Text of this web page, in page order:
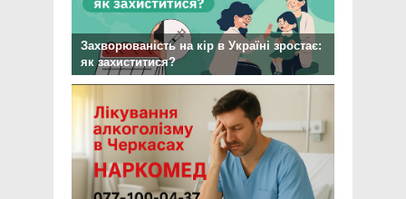
Захворюваність на кір в Україні зростає:
як захиститися?